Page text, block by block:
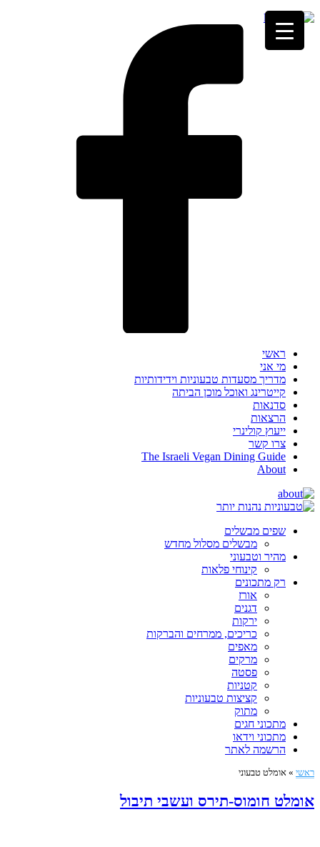
ראשי
מי אני
מדריך מסעדות טבעוניות וידידותיות
קייטרינג ואוכל מוכן הביתה
סדנאות
הרצאות
ייעוץ קולינרי
צרו קשר
The Israeli Vegan Dining Guide
About
שפים מבשלים
מבשלים מסלול מחדש
מהיר וטבעוני
קינוחי פלאות
רק מתכונים
אורז
דגנים
ירקות
כריכים, ממרחים והברקות
מאפים
מרקים
פסטה
קטניות
קציצות טבעוניות
מתוק
מתכוני חגים
מתכוני וידאו
הרשמה לאתר
ראשי » אומלט טבעוני
אומלט חומוס-תירס ועשבי תיבול